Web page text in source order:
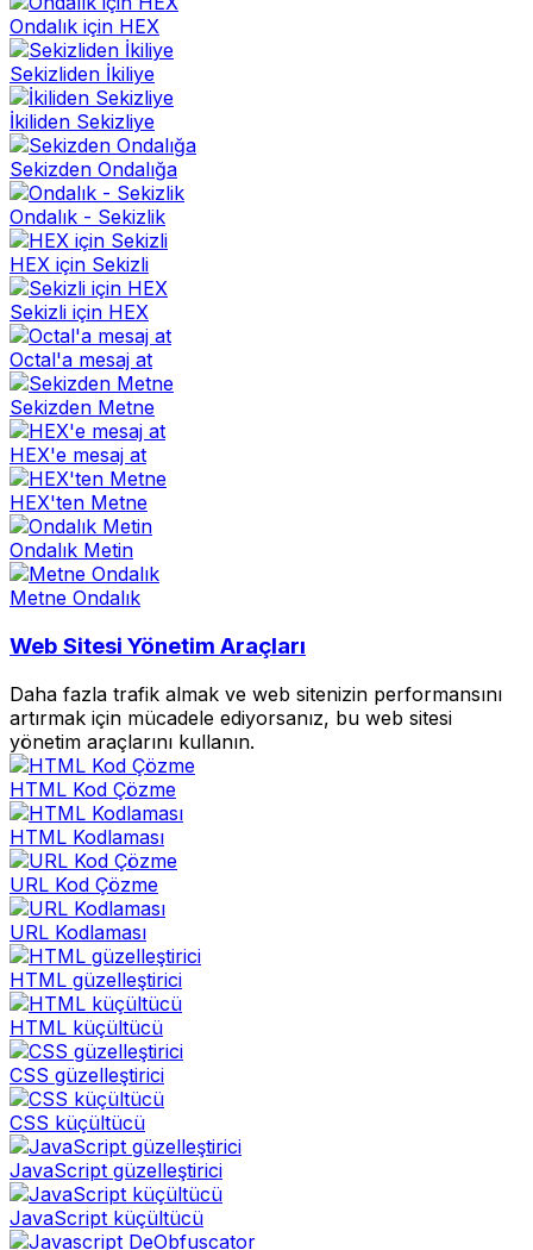
Ondalık için HEX
Sekizliden İkiliye
İkiliden Sekizliye
Sekizden Ondalığa
Ondalık - Sekizlik
HEX için Sekizli
Sekizli için HEX
Octal'a mesaj at
Sekizden Metne
HEX'e mesaj at
HEX'ten Metne
Ondalık Metin
Metne Ondalık
Web Sitesi Yönetim Araçları
Daha fazla trafik almak ve web sitenizin performansını
artırmak için mücadele ediyorsanız, bu web sitesi
yönetim araçlarını kullanın.
HTML Kod Çözme
HTML Kodlaması
URL Kod Çözme
URL Kodlaması
HTML güzelleştirici
HTML küçültücü
CSS güzelleştirici
CSS küçültücü
JavaScript güzelleştirici
JavaScript küçültücü